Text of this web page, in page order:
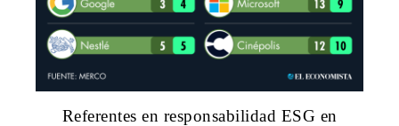
Referentes en responsabilidad ESG en